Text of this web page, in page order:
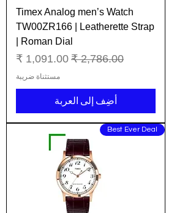
Timex Analog men’s Watch
TW00ZR166 | Leatherette Strap
| Roman Dial
سعر عادي سعر البيع
مستثناة ضريبة
أضِف إلى العربة
Best Ever Deal